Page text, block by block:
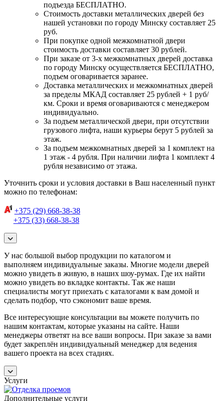
подъезда БЕСПЛАТНО.
Стоимость доставки металлических дверей без
нашей установки по городу Минску составляет 25
руб.
При покупке одной межкомнатной двери
стоимость доставки составляет 30 рублей.
При заказе от 3-х межкомнатных дверей доставка
по городу Минску осуществляется БЕСПЛАТНО,
подъем оговаривается заранее.
Доставка металлических и межкомнатных дверей
за пределы МКАД составляет 25 рублей + 1 руб/
км. Сроки и время оговариваются с менеджером
индивидуально.
За подъем металлической двери, при отсутствии
грузового лифта, наши курьеры берут 5 рублей за
этаж.
За подъем межкомнатных дверей за 1 комплект на
1 этаж - 4 рубля. При наличии лифта 1 комплект 4
рубля независимо от этажа.
Уточнить сроки и условия доставки в Ваш населенный пункт
можно по телефонам:
+375 (29) 668-38-38
+375 (33) 668-38-38
У нас большой выбор продукции по каталогом и
выполняем индивидуальные заказы. Многие модели дверей
можно увидеть в живую, в наших шоу-румах. Где их найти
можно увидеть во вкладке контакты. Так же наши
специалисты могут приехать с каталогами к вам домой и
сделать подбор, что сэкономит ваше время.
Все интересующие консультации вы можете получить по
нашим контактам, которые указаны на сайте. Наши
менеджеры ответят на все ваши вопросы. При заказе за вами
будет закреплён индивидуальный менеджер для ведения
вашего проекта на всех стадиях.
Услуги
Дополнительные услуги